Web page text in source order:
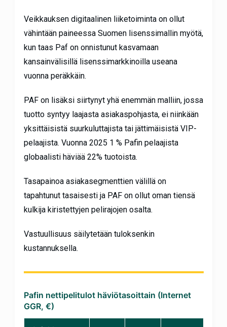
Veikkauksen digitaalinen liiketoiminta on ollut
vähintään paineessa Suomen lisenssimallin myötä,
kun taas Paf on onnistunut kasvamaan
kansainvälisillä lisenssimarkkinoilla useana
vuonna peräkkäin.
PAF on lisäksi siirtynyt yhä enemmän malliin, jossa
tuotto syntyy laajasta asiakaspohjasta, ei niinkään
yksittäisistä suurkuluttajista tai jättimäisistä VIP-
pelaajista. Vuonna 2025 1 % Pafin pelaajista
globaalisti häviää 22% tuotoista.
Tasapainoa asiakasegmenttien välillä on
tapahtunut tasaisesti ja PAF on ollut oman tiensä
kulkija kiristettyjen pelirajojen osalta.
Vastuullisuus säilytetään tuloksenkin
kustannuksella.
Pafin nettipelitulot häviötasoittain (Internet
GGR, €)